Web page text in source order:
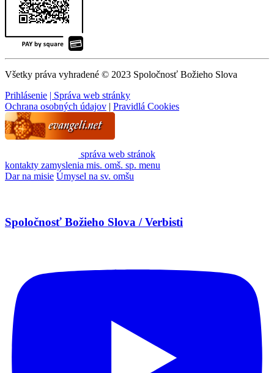
Všetky práva vyhradené © 2023 Spoločnosť Božieho Slova
Prihlásenie | Správa web stránky
Ochrana osobných údajov | Pravidlá Cookies
správa web stránok
kontakty zamyslenia mis. omš. sp. menu
Dar na misie Úmysel na sv. omšu
Spoločnosť Božieho Slova / Verbisti